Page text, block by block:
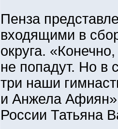
Пенза
входящими в
округа.
не попадут. Но в
три наши
и Анжела
России Татьяна